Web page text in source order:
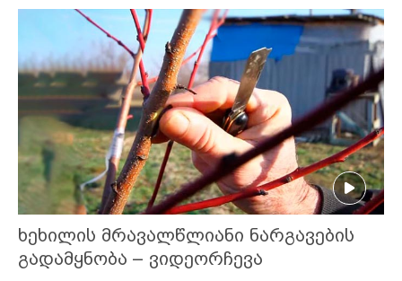
ხეხილის მრავალწლიანი ნარგავების
გადამყნობა – ვიდეორჩევა